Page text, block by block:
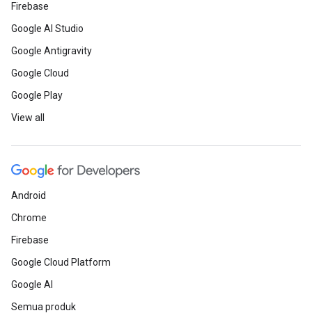
Firebase
Google AI Studio
Google Antigravity
Google Cloud
Google Play
View all
Android
Chrome
Firebase
Google Cloud Platform
Google AI
Semua produk